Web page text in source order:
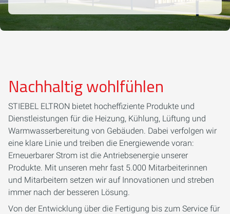
Nachhaltig wohlfühlen
STIEBEL ELTRON bietet hocheffiziente Produkte und
Dienstleistungen für die Heizung, Kühlung, Lüftung und
Warmwasserbereitung von Gebäuden. Dabei verfolgen wir
eine klare Linie und treiben die Energiewende voran:
Erneuerbarer Strom ist die Antriebsenergie unserer
Produkte. Mit unseren mehr fast 5.000 Mitarbeiterinnen
und Mitarbeitern setzen wir auf Innovationen und streben
immer nach der besseren Lösung.
Von der Entwicklung über die Fertigung bis zum Service für